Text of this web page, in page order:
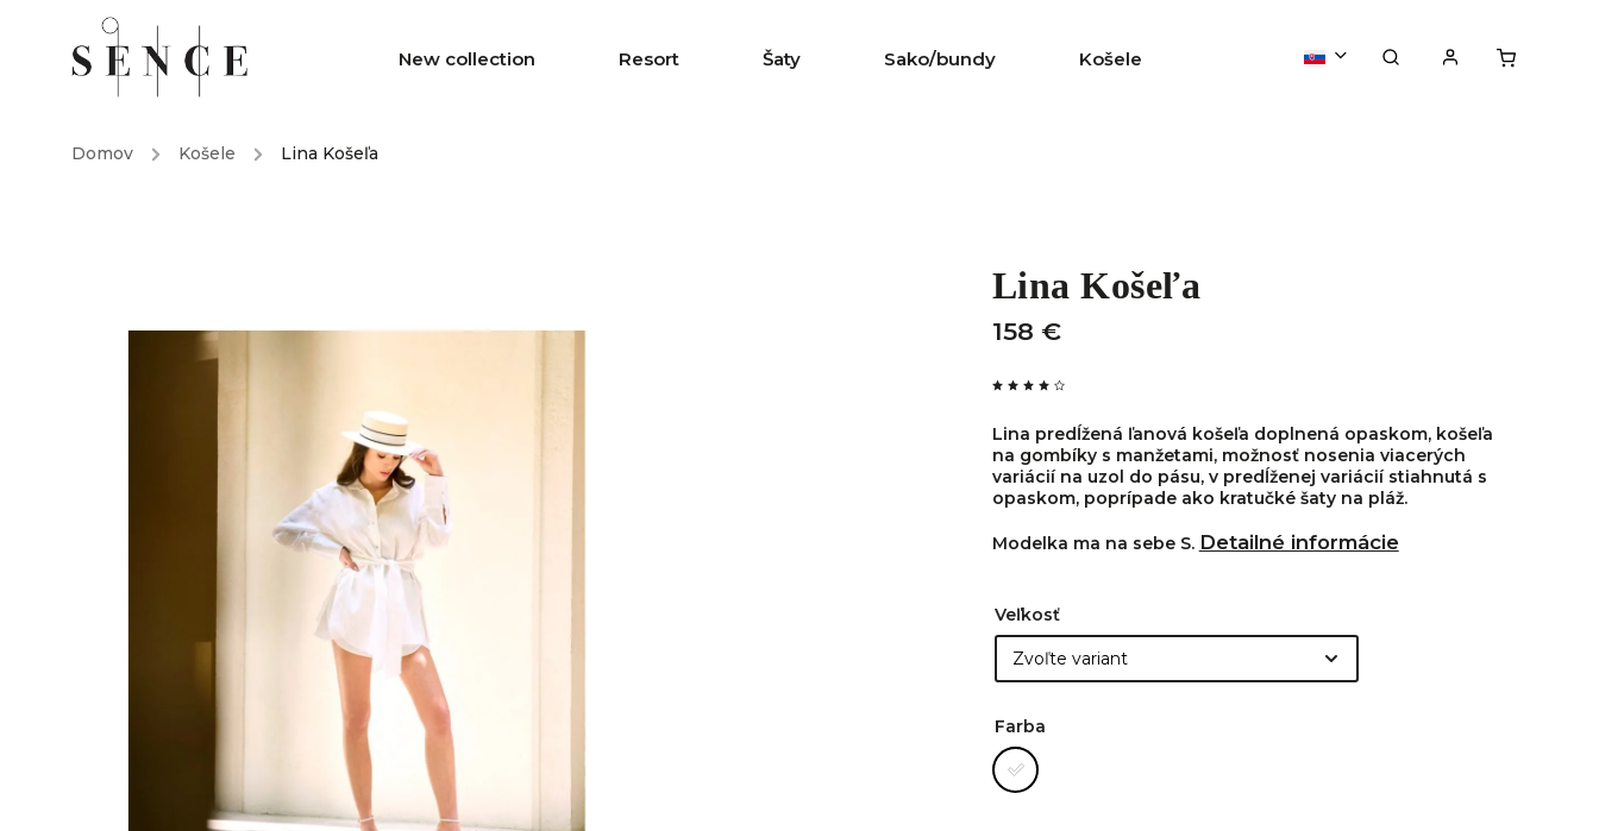
New collection Resort Šaty Sako/bundy Košele Svetre/mikiny Tričká/tielka/topy
Domov / Košele / Lina Košeľa
Lina Košeľa
158 €
Lina predĺžená ľanová košeľa doplnená opaskom, košeľa
na gombíky s manžetami, možnosť nosenia viacerých
variácií na uzol do pásu, v predĺženej variácií stiahnutá s
opaskom, poprípade ako kratučké šaty na pláž.
Modelka ma na sebe S. Detailné informácie
Veľkosť
Farba